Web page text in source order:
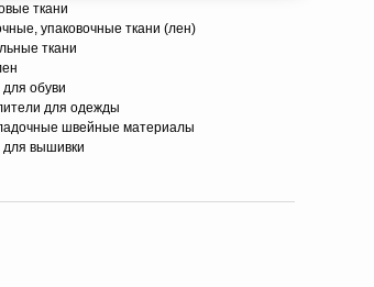
ткани
упаковочные ткани (лен)
ткани
для обуви
для одежды
швейные материалы
для вышивки